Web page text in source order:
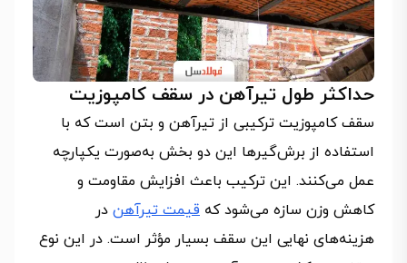
حداکثر طول تیرآهن در سقف کامپوزیت
سقف کامپوزیت ترکیبی از تیرآهن و بتن است که با
استفاده از برش‌گیرها این دو بخش به‌صورت یکپارچه
عمل می‌کنند. این ترکیب باعث افزایش مقاومت و
کاهش وزن سازه می‌شود که قیمت تیرآهن در
هزینه‌های نهایی این سقف بسیار مؤثر است. در این نوع